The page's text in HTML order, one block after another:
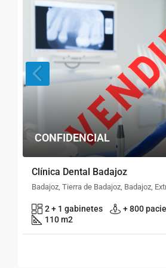
CONFIDENCIAL
Clínica Dental Badajoz
Badajoz, Tierra de Badajoz, Badajoz,
2 + 1 gabinetes
+ 800
110 m2